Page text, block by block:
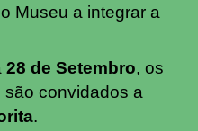
Museu a integrar a
28 de Setembro, os
convidados a
.